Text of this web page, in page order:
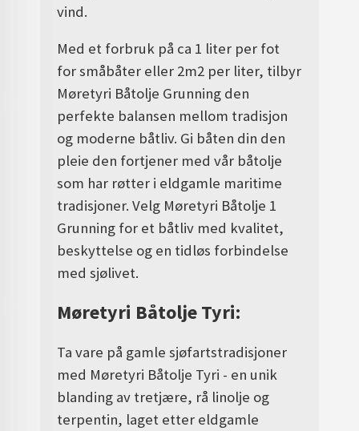
vind.
Med et forbruk på ca 1 liter per fot
for småbåter eller 2m2 per liter, tilbyr
Møretyri Båtolje Grunning den
perfekte balansen mellom tradisjon
og moderne båtliv. Gi båten din den
pleie den fortjener med vår båtolje
som har røtter i eldgamle maritime
tradisjoner. Velg Møretyri Båtolje 1
Grunning for et båtliv med kvalitet,
beskyttelse og en tidløs forbindelse
med sjølivet.
Møretyri Båtolje Tyri:
Ta vare på gamle sjøfartstradisjoner
med Møretyri Båtolje Tyri - en unik
blanding av tretjære, rå linolje og
terpentin, laget etter eldgamle